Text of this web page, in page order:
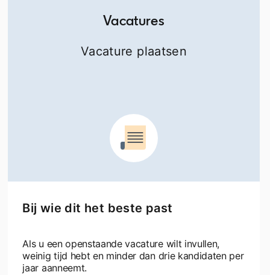
Vacatures
Vacature plaatsen
Bij wie dit het beste past
Als u een openstaande vacature wilt invullen,
weinig tijd hebt en minder dan drie kandidaten per
jaar aanneemt.